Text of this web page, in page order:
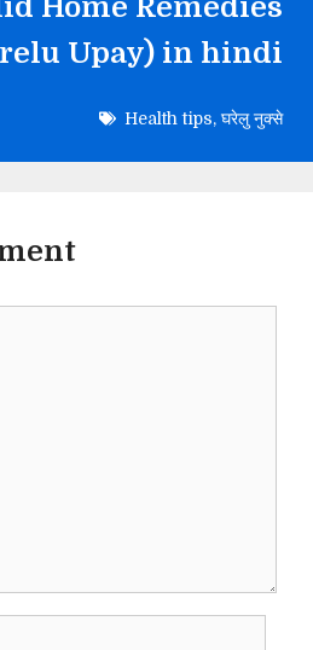
Home Remedies
Upay) in hindi
Health tips, घरेलु नुक्से